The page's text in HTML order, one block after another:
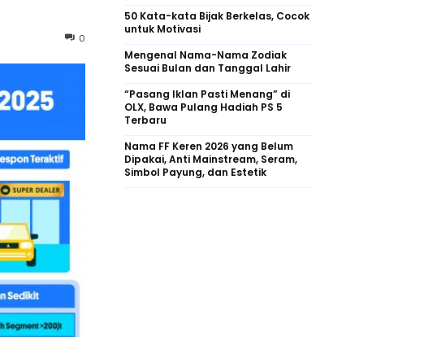
0
50 Kata-kata Bijak Berkelas, Cocok
untuk Motivasi
Mengenal Nama-Nama Zodiak
Sesuai Bulan dan Tanggal Lahir
“Pasang Iklan Pasti Menang” di
OLX, Bawa Pulang Hadiah PS 5
Terbaru
Nama FF Keren 2026 yang Belum
Dipakai, Anti Mainstream, Seram,
Simbol Payung, dan Estetik